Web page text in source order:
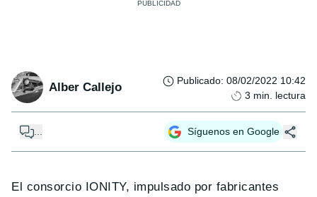
Alber Callejo Publicado: 08/02/2022 10:42
3 min. lectura
... Síguenos en Google
El consorcio IONITY, impulsado por fabricantes